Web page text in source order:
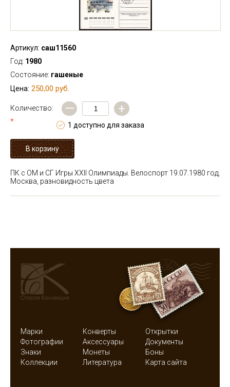
Артикул: саш11560
Год: 1980
Состояние: гашеные
Цена: 250,00 руб.
Количество:
*
— +
1 доступно для заказа
ПК с ОМ и СГ Игры XXII Олимпиады. Велоспорт 19.07.1980 год,
Москва, разновидность цвета
Марки Конверты
Открытки
Фотографии
Аксессуары
Документы
Знаки
Монеты
Боны
Коллекции
Литература Карта сайта